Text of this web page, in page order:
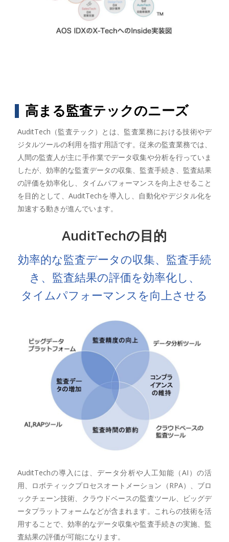
高まる監査テックのニーズ
AuditTech（監査テック）とは、監査業務における技術やデ
ジタルツールの利用を指す用語です。従来の監査業務では、
人間の監査人が主に手作業でデータ収集や分析を行っていま
したが、効率的な監査データの収集、監査手続き、監査結果
の評価を効率化し、タイムパフォーマンスを向上させること
を目的として、AuditTechを導入し、自動化やデジタル化を
加速する動きが進んでいます。
AuditTechの目的
効率的な監査データの収集、監査手続
き、監査結果の評価を効率化し、
タイムパフォーマンスを向上させる
AuditTechの導入には、データ分析や人工知能（AI）の活
用、ロボティックプロセスオートメーション（RPA）、ブロ
ックチェーン技術、クラウドベースの監査ツール、ビッグデ
ータプラットフォームなどが含まれます。これらの技術を活
用することで、効率的なデータ収集や監査手続きの実施、監
査結果の評価が可能になります。